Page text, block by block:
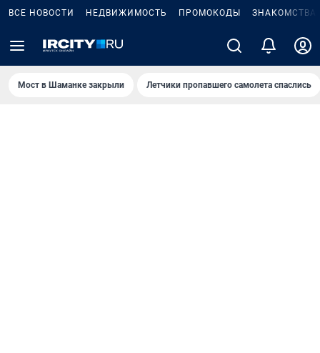
ВСЕ НОВОСТИ НЕДВИЖИМОСТЬ ПРОМОКОДЫ ЗНАКОМСТВА
Мост в Шаманке закрыли Летчики пропавшего самолета спаслись